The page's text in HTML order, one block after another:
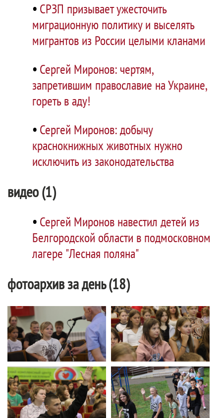
• СРЗП призывает ужесточить
миграционную политику и выселять
мигрантов из России целыми кланами
• Сергей Миронов: чертям,
запретившим православие на Украине,
гореть в аду!
• Сергей Миронов: добычу
краснокнижных животных нужно
исключить из законодательства
видео (1)
• Сергей Миронов навестил детей из
Белгородской области в подмосковном
лагере "Лесная поляна"
фотоархив за день (18)